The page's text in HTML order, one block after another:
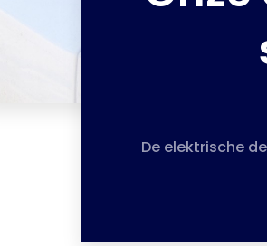
De elektrische